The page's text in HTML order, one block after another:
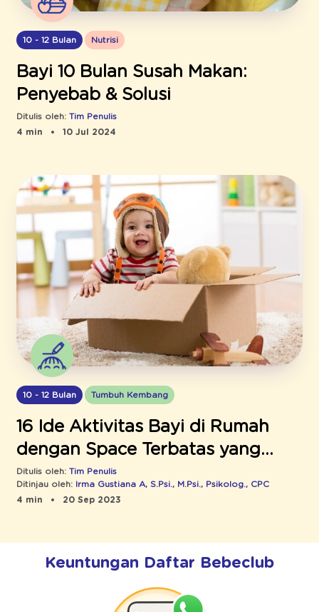
10 - 12 Bulan Nutrisi
Bayi 10 Bulan Susah Makan:
Penyebab & Solusi
Ditulis oleh: Tim Penulis
4 min
10 Jul 2024
10 - 12 Bulan Tumbuh Kembang
16 Ide Aktivitas Bayi di Rumah
dengan Space Terbatas yang
Perlu Ibu Tahu
Ditulis oleh: Tim Penulis
Ditinjau oleh:
Irma Gustiana A, S.Psi., M.Psi., Psikolog., CPC
4 min
20 Sep 2023
Keuntungan Daftar Bebeclub